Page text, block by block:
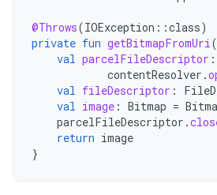
@Throws(IOException ::class)
private fun getBitmapFromUri(
val parcelFileDescriptor :
contentResolver .
val fileDescriptor :
val image : Bitmap =
parcelFileDescriptor .
return image
}